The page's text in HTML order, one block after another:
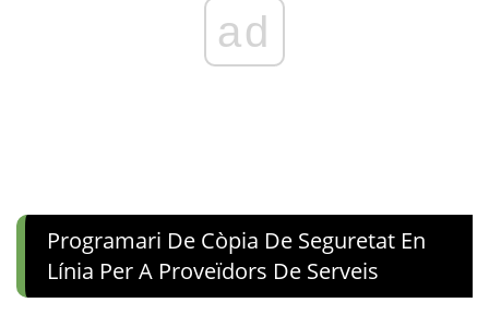
ad
Programari De Còpia De Seguretat En
Línia Per A Proveïdors De Serveis